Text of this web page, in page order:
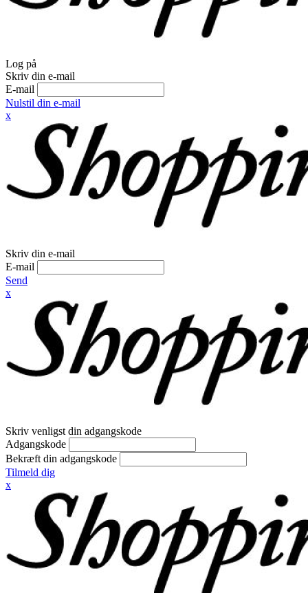
Log på
Skriv din e-mail
E-mail
Nulstil din e-mail
x
Skriv din e-mail
E-mail
Send
x
Skriv venligst din adgangskode
Adgangskode
Bekræft din adgangskode
Tilmeld dig
x